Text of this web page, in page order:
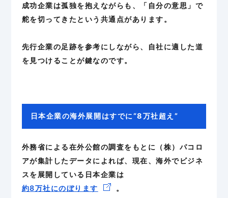
成功企業は孤独を抱えながらも、「自分の意思」で
舵を切ってきたという共通点があります。
先行企業の足跡を参考にしながら、自社に適した道
を見つけることが鍵なのです。
日本企業の海外展開はすでに“8万社超え”
外務省による在外公館の調査をもとに（株）パコロ
アが集計したデータによれば、現在、海外でビジネ
スを展開している日本企業は
約8万社にのぼります
。